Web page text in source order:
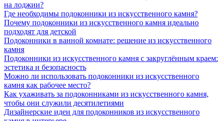
на лоджии?
Где необходимы подоконники из искусственного камня?
Почему подоконники из искусственного камня идеально
подходят для детской
Подоконники в ванной комнате: решение из искусственного
камня
Подоконники из искусственного камня с закруглённым краем:
эстетика и безопасность
Можно ли использовать подоконники из искусственного
камня как рабочее место?
Как ухаживать за подоконниками из искусственного камня,
чтобы они служили десятилетиями
Дизайнерские идеи для подоконников из искусственного